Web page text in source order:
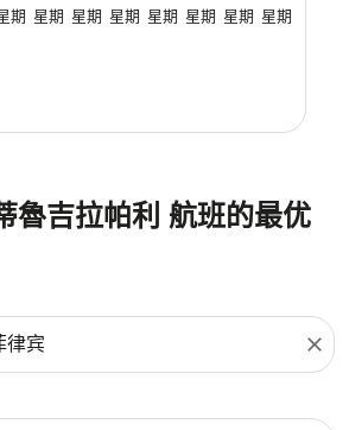
期 星期 星期 星期 星期 星期 星期 星期
魯吉拉帕利 航班的最优
close